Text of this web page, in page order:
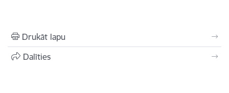
Drukāt lapu
Dalīties